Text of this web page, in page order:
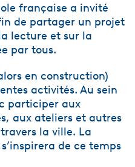
française a invité
de partager un projet
lecture et sur la
par tous.
en construction)
activités. Au sein
participer aux
aux ateliers et autres
la ville. La
de ce temps